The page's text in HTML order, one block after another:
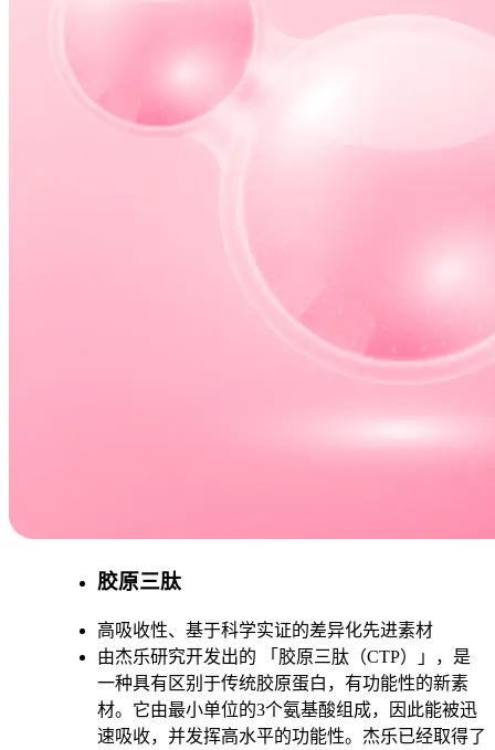
胶原三肽
高吸收性、基于科学实证的差异化先进素材
由杰乐研究开发出的 「胶原三肽（CTP）」，是
一种具有区别于传统胶原蛋白，有功能性的新素
材。它由最小单位的3个氨基酸组成，因此能被迅
速吸收，并发挥高水平的功能性。杰乐已经取得了